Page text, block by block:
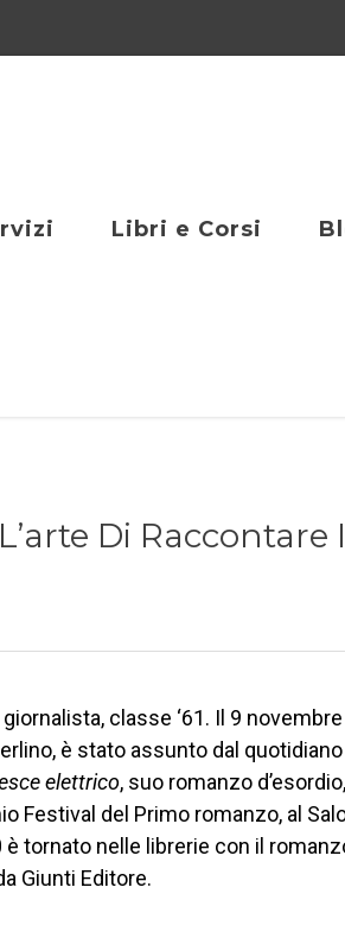
Libri e Corsi
Di Raccontare I
classe ‘61. Il 9
è stato assunto dal quotidiano
elettrico, suo romanzo
Festival del Primo romanzo, al
è tornato nelle librerie con il
Giunti Editore.